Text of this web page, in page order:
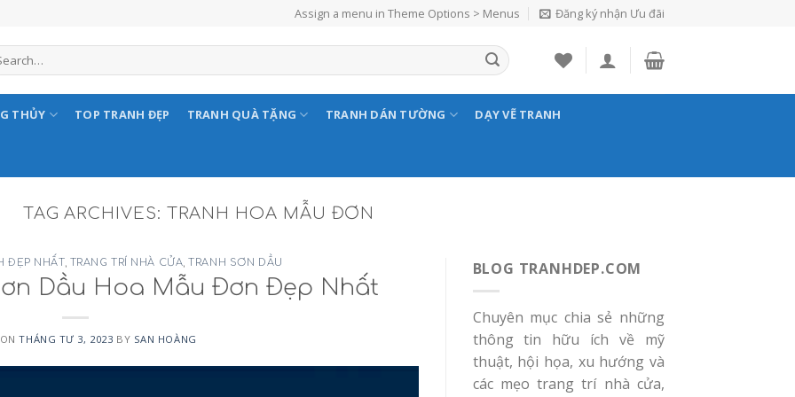
Assign a menu in Theme Options > Menus Đăng ký nhận Ưu đãi
THỦY TOP TRANH ĐẸP TRANH QUÀ TẶNG TRANH DÁN TƯỜNG DẠY VẼ TRANH
TAG ARCHIVES: TRANH HOA MẪU ĐƠN
ĐẸP NHẤT , TRANG TRÍ NHÀ CỬA, TRANH SƠN DẦU
Dầu Hoa Mẫu Đơn Đẹp Nhất
ONTHÁNG TƯ 3, 2023 BY SAN HOÀNG
BLOG TRANHDEP.COM
Chuyên mục chia sẻ những
thông tin hữu ích về mỹ
thuật, hội họa, xu hướng và
các mẹo trang trí nhà cửa,